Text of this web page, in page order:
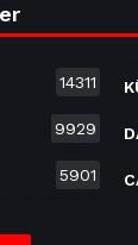
14311
9929
5901